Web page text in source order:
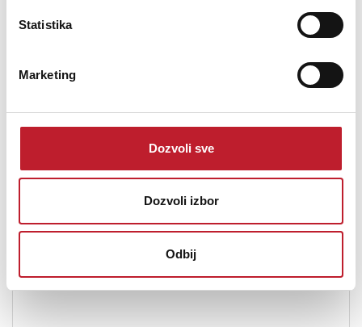
Statistika
Marketing
Dozvoli sve
Dozvoli izbor
Odbij